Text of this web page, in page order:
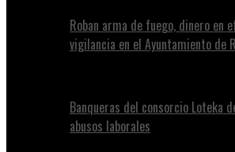
Roban arma de fuego, dinero en
vigilancia en el Ayuntamiento de
Banqueras del consorcio Loteka
abusos laborales